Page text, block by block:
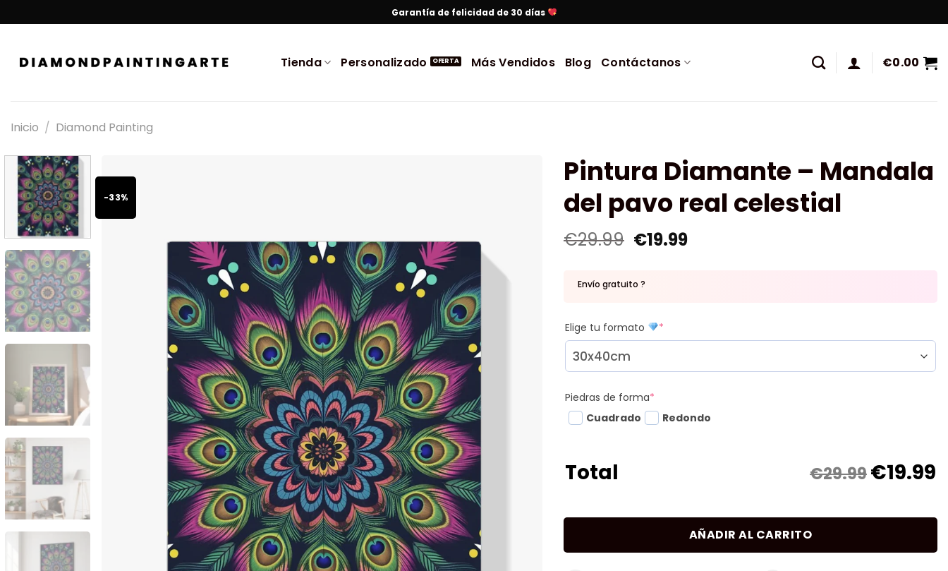
Garantía de felicidad de 30 días
Tienda Personalizado Más Vendidos Blog Contáctanos €0.00
Inicio / Diamond Painting
-33%
Pintura Diamante – Mandala
del pavo real celestial
€29.99 €19.99
Envío gratuito ?
Elige tu formato *
Piedras de forma*
Cuadrado
Redondo
Total €29.99€19.99
AÑADIR AL CARRITO